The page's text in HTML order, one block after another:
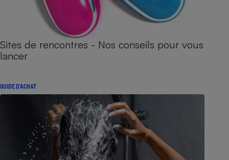
Sites de rencontres - Nos conseils pour vous
lancer
GUIDE D'ACHAT